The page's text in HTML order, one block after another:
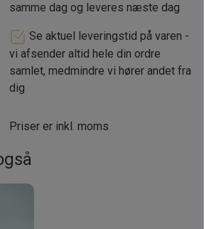
ET -7mm
samme dag og leveres næste dag
Se aktuel leveringstid på varen -
vi afsender altid hele din ordre
samlet, medmindre vi hører andet fra
dig
Priser er inkl. moms